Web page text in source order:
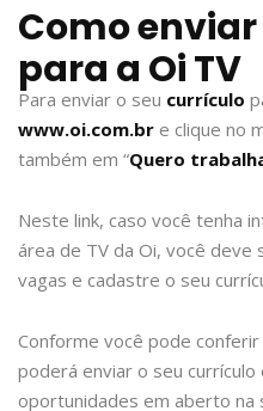
Como
para a Oi TV
Para enviar o seu currículo
www.oi.com.br e clique no
também em “Quero
Neste link, caso você tenha
área de TV da Oi, você deve
vagas e cadastre o seu
Conforme você pode
poderá enviar o seu
oportunidades em aberto na